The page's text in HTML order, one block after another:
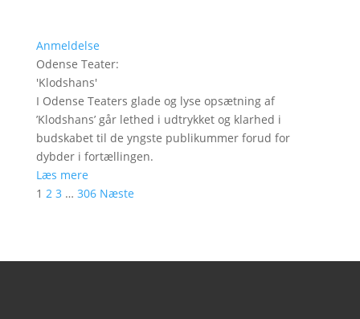
Anmeldelse
Odense Teater:
'Klodshans'
I Odense Teaters glade og lyse opsætning af
’Klodshans’ går lethed i udtrykket og klarhed i
budskabet til de yngste publikummer forud for
dybder i fortællingen.
Læs mere
1 2 3 … 306 Næste